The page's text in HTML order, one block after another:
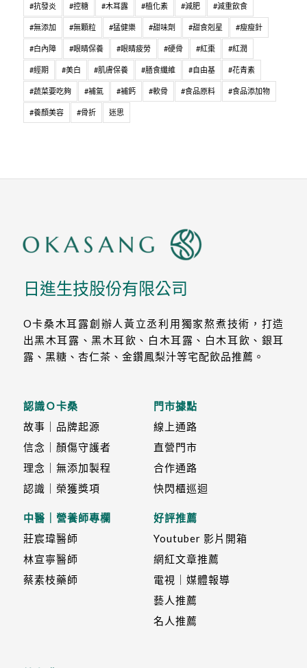
#抗發炎 #控糖 #木耳露 #植化素 #減肥 #減重飲食
#無添加 #無顆粒 #猛健樂 #甜味劑 #甜食剋星 #瘦瘦針
#白內障 #眼睛保養 #眼睛疲勞 #硬骨 #紅棗 #紅潤
#經期 #美白 #肌膚保養 #膳食纖維 #自由基 #花青素
#蔬菜要吃夠 #補氣 #補鈣 #軟骨 #食品原料 #食品添加物
#養顏美容 #骨折 迷思
日進生技股份有限公司
O卡桑木耳露創辦人黃立丞利用獨家熬煮技術，打造
出黑木耳露、黑木耳飲、白木耳露、白木耳飲、銀耳
露、黑糖、杏仁茶、金鑽鳳梨汁等宅配飲品推薦。
認識Ｏ卡桑
故事｜品牌起源
信念｜顏傷守護者
理念｜無添加製程
認識｜榮獲獎項
中醫｜營養師專欄
莊宸瑋醫師
林宣寧醫師
蔡素枝藥師
門市據點
線上通路
直營門市
合作通路
快閃櫃巡迴
好評推薦
Youtuber 影片開箱
網紅文章推薦
電視｜媒體報導
藝人推薦
名人推薦